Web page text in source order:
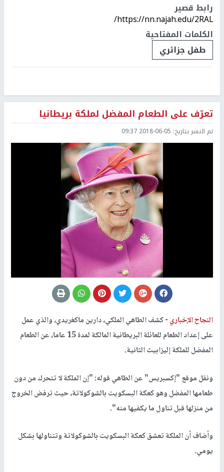
رابط قصير
https://nn.najah.edu/2RAL/
الكلمات المفتاحية
طفل جزائري
تعرّف على الطعام المفضل لملكة بريطانيا
تم النشر بتاريخ: 2018-06-05 09:37
النجاح الإخباري -كشف الطاهي الملكي، دارين ماكغريدي، والذي عمل
على إعداد الطعام للعائلة البريطانية المالكة لمدة 15 عاما، عن الطعام
المفضل للملكة إليزابيث الثانية.
ونقل موقع "إكسبريس" عن الطاهي قوله: "إن الملكة لا تتحرك من دون
طعامها المفضل وهو كعكة البسكويت بالشوكولاتة، حيث ترفض الخروج
من منزلها قبل تناول ما يكفيها منه".
وأضاف أن الملكة تعشق كعكة البسكويت بالشوكولاتة وتتناولها بشكل
يومي.